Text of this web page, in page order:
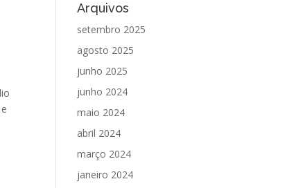
Arquivos
setembro 2025
agosto 2025
junho 2025
junho 2024
maio 2024
abril 2024
março 2024
janeiro 2024